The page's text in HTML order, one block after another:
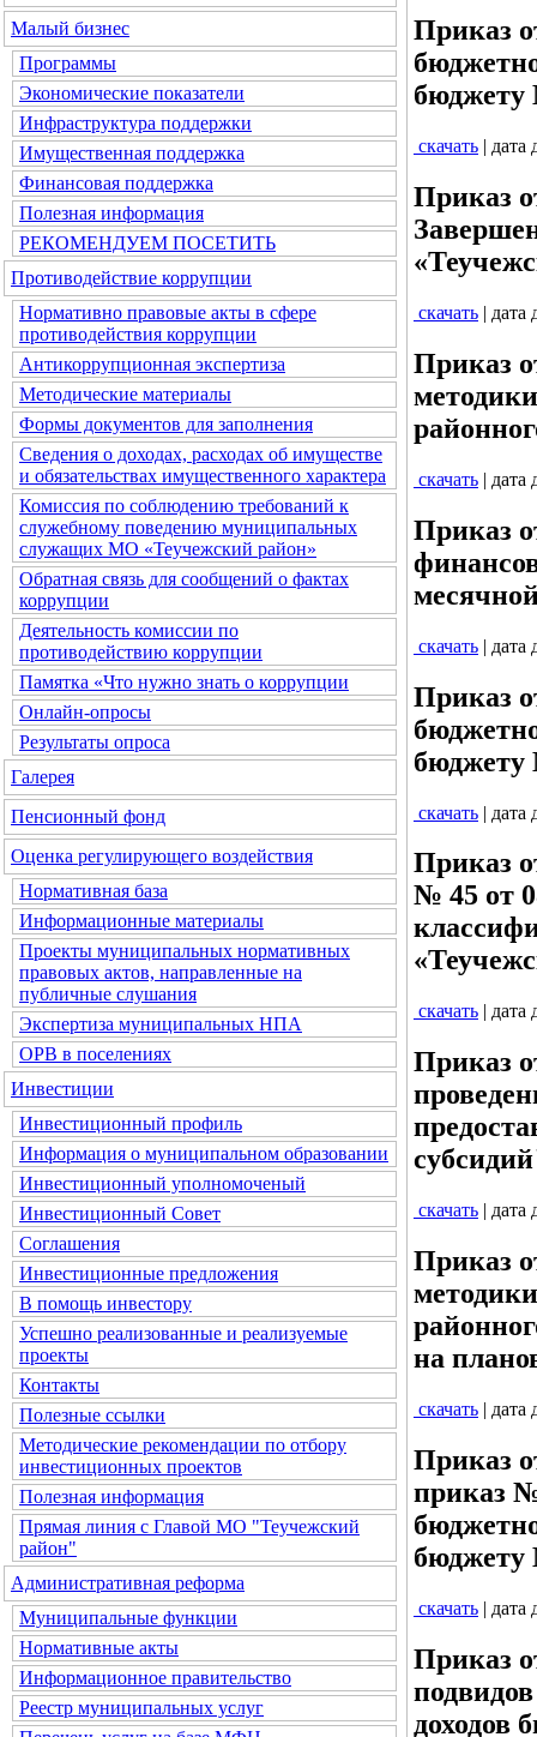
Малый бизнес
Программы
Экономические показатели
Инфраструктура поддержки
Имущественная поддержка
Финансовая поддержка
Полезная информация
РЕКОМЕНДУЕМ ПОСЕТИТЬ
Противодействие коррупции
Нормативно правовые акты в сфере
противодействия коррупции
Антикоррупционная экспертиза
Методические материалы
Формы документов для заполнения
Сведения о доходах, расходах об имуществе
и обязательствах имущественного характера
Комиссия по соблюдению требований к
служебному поведению муниципальных
служащих МО «Теучежский район»
Обратная связь для сообщений о фактах
коррупции
Деятельность комиссии по
противодействию коррупции
Памятка «Что нужно знать о коррупции
Онлайн-опросы
Результаты опроса
Галерея
Пенсионный фонд
Оценка регулирующего воздействия
Нормативная база
Информационные материалы
Проекты муниципальных нормативных
правовых актов, направленные на
публичные слушания
Экспертиза муниципальных НПА
ОРВ в поселениях
Инвестиции
Инвестиционный профиль
Информация о муниципальном образовании
Инвестиционный уполномоченый
Инвестиционный Совет
Соглашения
Инвестиционные предложения
В помощь инвестору
Успешно реализованные и реализуемые
проекты
Контакты
Полезные ссылки
Методические рекомендации по отбору
инвестиционных проектов
Полезная информация
Прямая линия с Главой МО "Теучежский
район"
Административная реформа
Муниципальные функции
Нормативные акты
Информационное правительство
Реестр муниципальных услуг
Приказ
скачать | дата
Приказ
скачать | дата
Приказ
скачать | дата
Приказ
скачать | дата
Приказ
скачать | дата
Приказ
№ 45 от
скачать | дата
Приказ
скачать | дата
Приказ
на
скачать | дата
Приказ
приказ №
скачать | дата
Приказ
доходов